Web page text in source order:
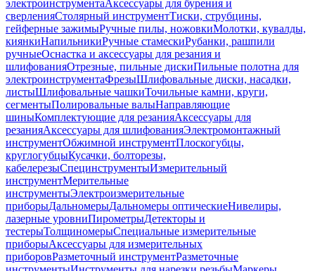
электроинструментаАксессуары для бурения и
сверленияСтолярный инструментТиски, струбцины,
гейферные зажимыРучные пилы, ножовкиМолотки, кувалды,
киянкиНапильникиРучные стамескиРубанки, рашпили
ручныеОснастка и аксессуары для резания и
шлифованияОтрезные, пильные дискиПильные полотна для
электроинструментаФрезыШлифовальные диски, насадки,
листыШлифовальные чашкиТочильные камни, круги,
сегментыПолировальные валыНаправляющие
шиныКомплектующие для резанияАксессуары для
резанияАксессуары для шлифованияЭлектромонтажный
инструментОбжимной инструментПлоскогубцы,
круглогубцыКусачки, болторезы,
кабелерезыСпецинструментыИзмерительный
инструментМерительные
инструментыЭлектроизмерительные
приборыДальномерыДальномеры оптическиеНивелиры,
лазерные уровниПирометрыДетекторы и
тестерыТолщиномерыСпециальные измерительные
приборыАксессуары для измерительных
приборовРазметочный инструментРазметочные